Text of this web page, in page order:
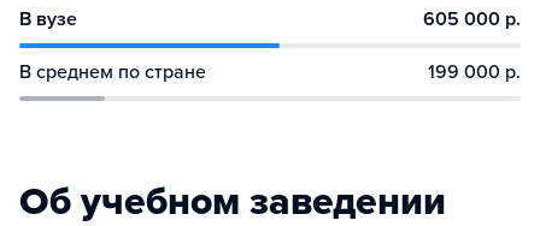
В вузе 605 000 р.
В среднем по стране 199 000 р.
Об учебном заведении